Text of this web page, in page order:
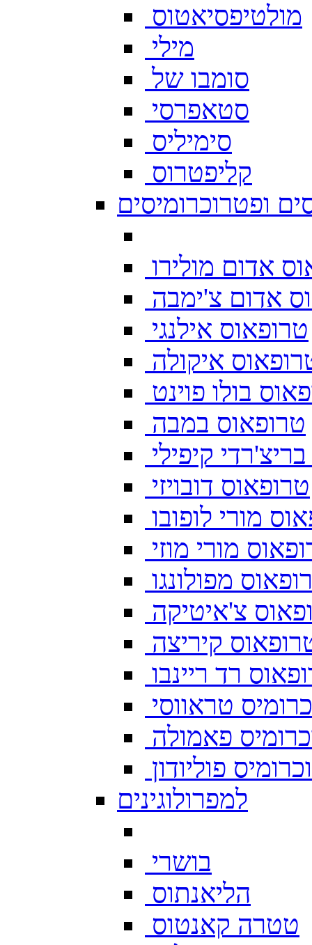
מולטיפסיאטוס
מילי
סומבו של
סטאפרסי
סימיליס
קליפטרוס
ופטרוכרומיסים
אדום מולירו
אדום צ'ימבה
טרופאוס אילנגי
איקולה
בולו פוינט
טרופאוס במבה
קיפילי
טרופאוס דובויזי
מורי לופובו
מורי מוזי
מפולונגו
צ'איטיקה
קיריצה
רד ריינבו
טראווסי
פאמולה
פוליודון
למפרולוגינים
בושרי
הליאנתוס
טטרה קאנטוס